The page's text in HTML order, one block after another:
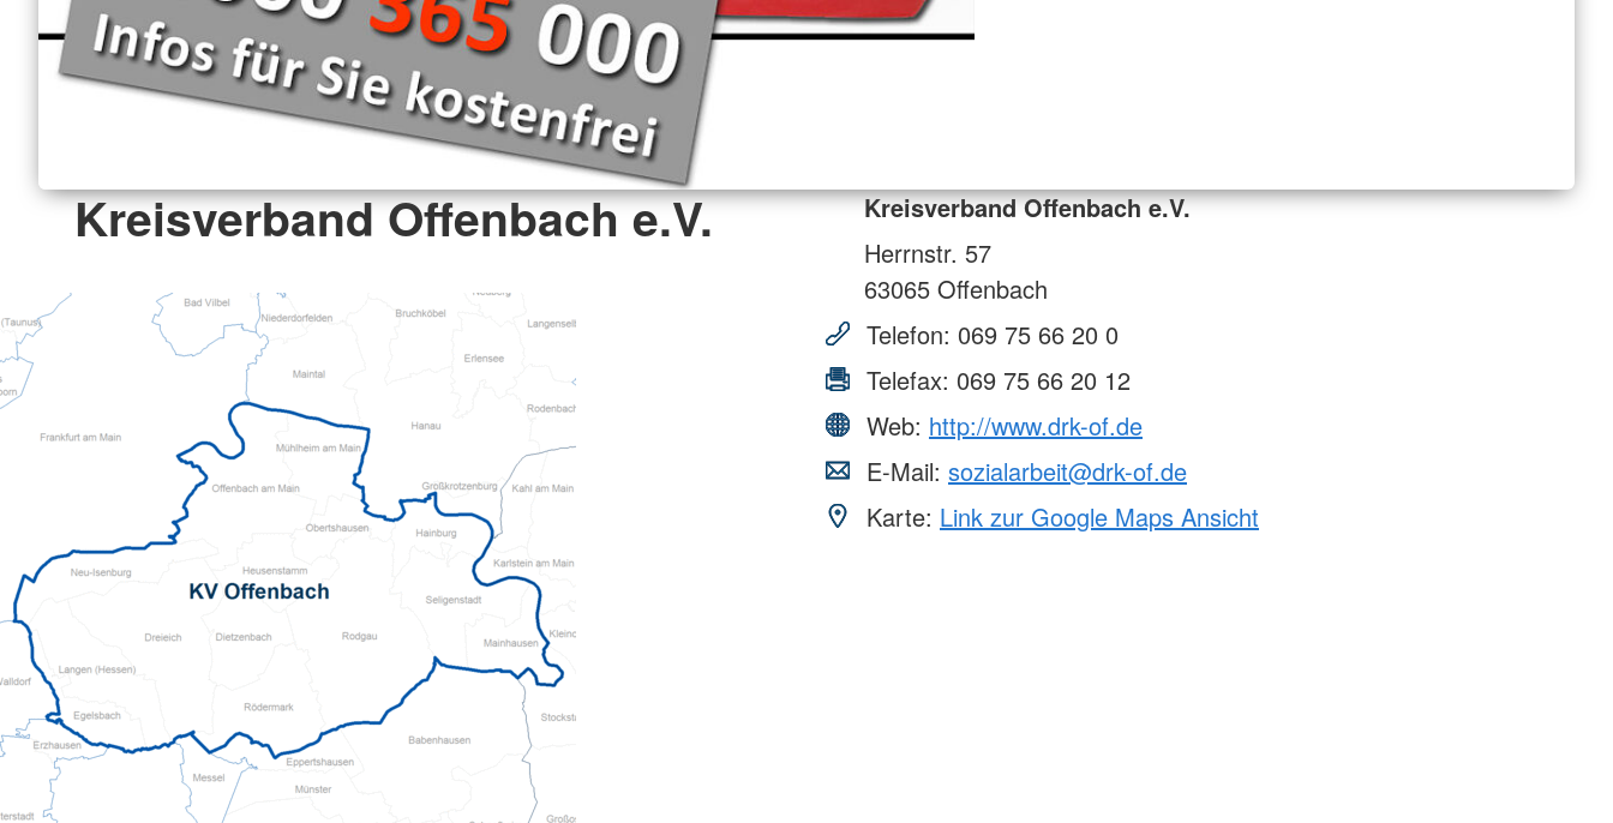
Kreisverband Offenbach e.V.
Kreisverband Offenbach e.V.
Herrnstr. 57
63065 Offenbach
Telefon: 069 75 66 20 0
Telefax: 069 75 66 20 12
Web: http://www.drk-of.de
E-Mail: sozialarbeit@drk-of.de
Karte: Link zur Google Maps Ansicht